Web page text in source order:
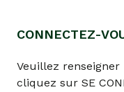
CONNECTEZ-
Veuillez
cliquez sur SE